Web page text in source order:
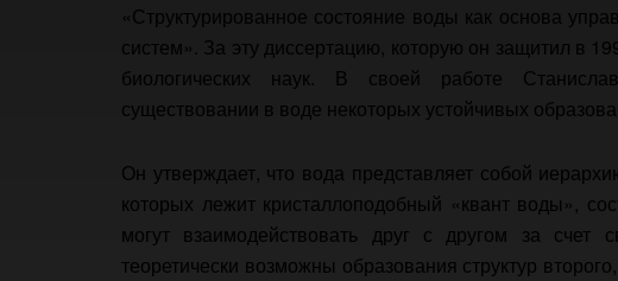
«Структурированное состояние воды как основа
систем». За эту диссертацию, которую он защитил в
биологических наук. В своей работе
существовании в воде некоторых устойчивых
Он утверждает, что вода представляет собой
которых лежит кристаллоподобный «квант воды»,
могут взаимодействовать друг с другом за
теоретически возможны образования структур